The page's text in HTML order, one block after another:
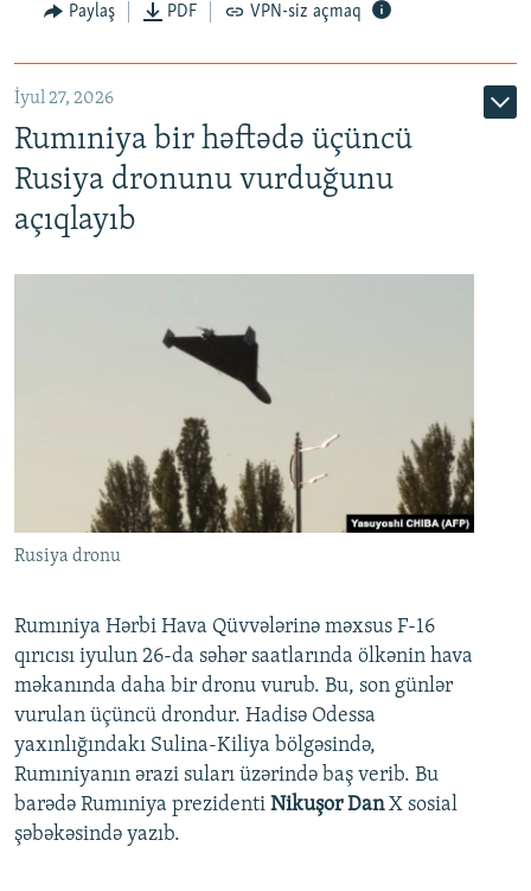
Paylaş PDF VPN-siz açmaq
İyul 27, 2026
Rumıniya bir həftədə üçüncü
Rusiya dronunu vurduğunu
açıqlayıb
Rusiya dronu
Rumıniya Hərbi Hava Qüvvələrinə məxsus F-16
qırıcısı iyulun 26-da səhər saatlarında ölkənin hava
məkanında daha bir dronu vurub. Bu, son günlər
vurulan üçüncü drondur. Hadisə Odessa
yaxınlığındakı Sulina-Kiliya bölgəsində,
Rumıniyanın ərazi suları üzərində baş verib. Bu
barədə Rumıniya prezidenti Nikuşor DanX sosial
şəbəkəsində yazıb.